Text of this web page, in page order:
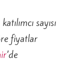
sayısı
fiyatlar
’de